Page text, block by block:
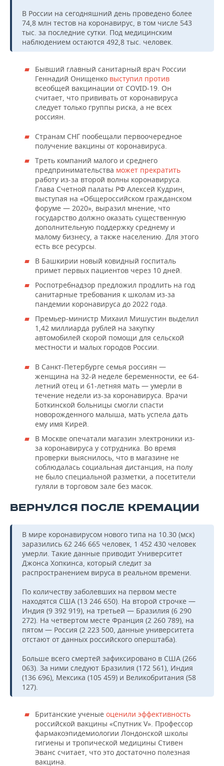
В России на сегодняшний день проведено более
74,8 млн тестов на коронавирус, в том числе 543
тыс. за последние сутки. Под медицинским
наблюдением остаются 492,8 тыс. человек.
Бывший главный санитарный врач России
Геннадий Онищенко выступил против
всеобщей вакцинации от COVID-19. Он
считает, что прививать от коронавируса
следует только группы риска, а не всех
россиян.
Странам СНГ пообещали первоочередное
получение вакцины от коронавируса.
Треть компаний малого и среднего
предпринимательства может прекратить
работу из-за второй волны коронавируса.
Глава Счетной палаты РФ Алексей Кудрин,
выступая на «Общероссийском гражданском
форуме — 2020», выразил мнение, что
государство должно оказать существенную
дополнительную поддержку среднему и
малому бизнесу, а также населению. Для этого
есть все ресурсы.
В Башкирии новый ковидный госпиталь
примет первых пациентов через 10 дней.
Роспотребнадзор предложил продлить на год
санитарные требования к школам из-за
пандемии коронавируса до 2022 года.
Премьер-министр Михаил Мишустин выделил
1,42 миллиарда рублей на закупку
автомобилей скорой помощи для сельской
местности и малых городов России.
В Санкт-Петербурге семья россиян —
женщина на 32-й неделе беременности, ее 64-
летний отец и 61-летняя мать — умерли в
течение недели из-за коронавируса. Врачи
Боткинской больницы смогли спасти
новорожденного малыша, мать успела дать
ему имя Кирей.
В Москве опечатали магазин электроники из-
за коронавируса у сотрудника. Во время
проверки выяснилось, что в магазине не
соблюдалась социальная дистанция, на полу
не было специальной разметки, а посетители
гуляли в торговом зале без масок.
ВЕРНУЛСЯ ПОСЛЕ КРЕМАЦИИ
В мире коронавирусом нового типа на 10.30 (мск)
заразились 62 246 665 человек, 1 452 430 человек
умерли. Такие данные приводит Университет
Джонса Хопкинса, который следит за
распространением вируса в реальном времени.
По количеству заболевших на первом месте
находятся США (13 246 650). На второй строчке —
Индия (9 392 919), на третьей — Бразилия (6 290
272). На четвертом месте Франция (2 260 789), на
пятом — Россия (2 223 500, данные университета
отстают от данных российского оперштаба).
Больше всего смертей зафиксировано в США (266
063). За ними следуют Бразилия (172 561), Индия
(136 696), Мексика (105 459) и Великобритания (58
127).
Британские ученые оценили эффективность
российской вакцины «Спутник V». Профессор
фармакоэпидемиологии Лондонской школы
гигиены и тропической медицины Стивен
Эванс считает, что это достаточно полезная
вакцина.